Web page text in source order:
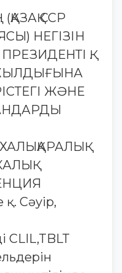
ССР
НЕГІЗІН
Қ.
ЖӘНЕ
қ. Сәуір,
CLIL,TBLT